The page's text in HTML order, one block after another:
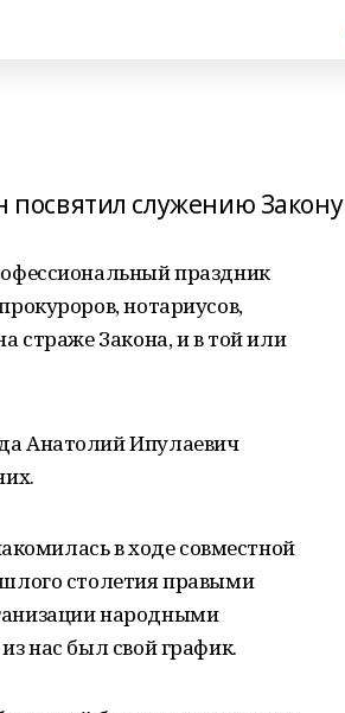
посвятил служению Закону
праздник
нотариусов,
страже Закона, и в той или
Анатолий Ипулаевич
в ходе совместной
столетия правыми
народными
нас был свой график.